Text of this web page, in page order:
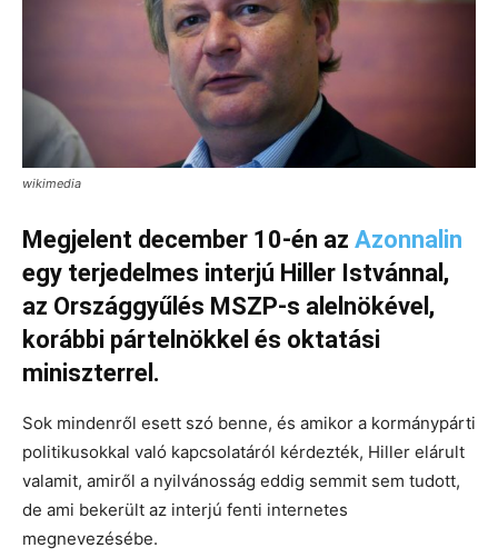
wikimedia
Megjelent december 10-én az Azonnalin
egy terjedelmes interjú Hiller Istvánnal,
az Országgyűlés MSZP-s alelnökével,
korábbi pártelnökkel és oktatási
miniszterrel.
Sok mindenről esett szó benne, és amikor a kormánypárti
politikusokkal való kapcsolatáról kérdezték, Hiller elárult
valamit, amiről a nyilvánosság eddig semmit sem tudott,
de ami bekerült az interjú fenti internetes
megnevezésébe.